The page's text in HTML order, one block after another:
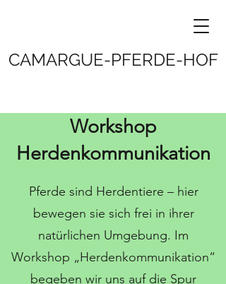
CAMARGUE-PFERDE-HOF
Workshop
Herdenkommunikation
Pferde sind Herdentiere – hier
bewegen sie sich frei in ihrer
natürlichen Umgebung. Im
Workshop „Herdenkommunikation“
begeben wir uns auf die Spur